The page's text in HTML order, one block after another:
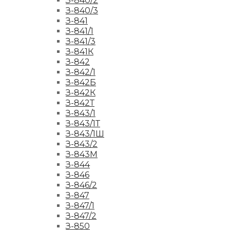
З-840/3
З-841
З-841/1
З-841/3
З-841К
З-842
З-842/1
З-842Б
З-842К
З-842Т
З-843/1
З-843/1Т
З-843/1Ш
З-843/2
З-843М
З-844
З-846
З-846/2
З-847
З-847/1
З-847/2
З-850